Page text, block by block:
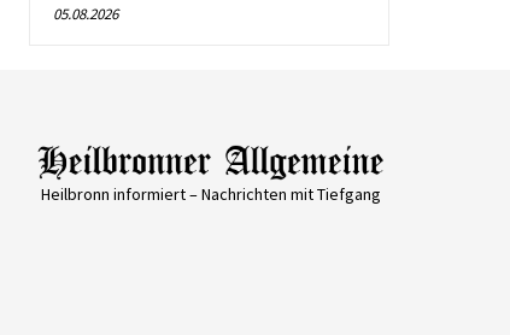
05.08.2026
Heilbronn informiert – Nachrichten mit Tiefgang